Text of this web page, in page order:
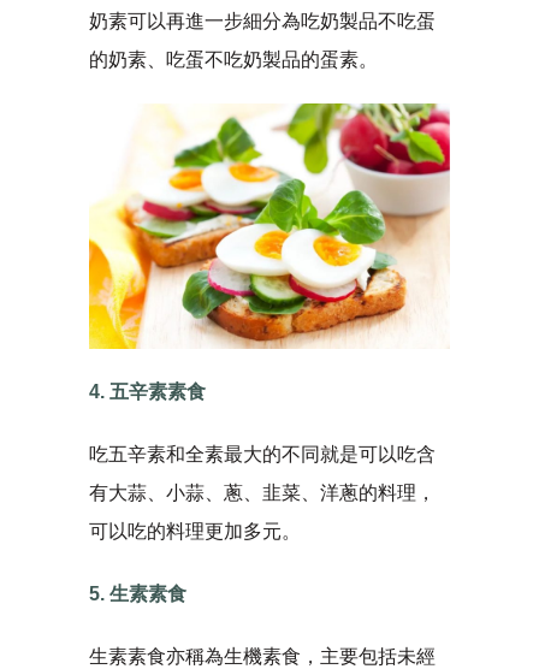
奶素可以再進一步細分為吃奶製品不吃蛋
的奶素、吃蛋不吃奶製品的蛋素。
4. 五辛素素食
吃五辛素和全素最大的不同就是可以吃含
有大蒜、小蒜、蔥、韭菜、洋蔥的料理，
可以吃的料理更加多元。
5. 生素素食
生素素食亦稱為生機素食，主要包括未經